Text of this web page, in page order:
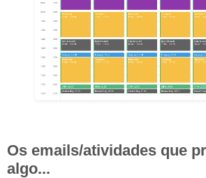
Os emails/atividades que
algo...